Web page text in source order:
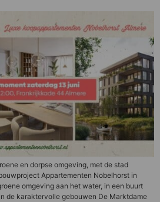
en dorpse omgeving, met de stad
Appartementen Nobelhorst in
omgeving aan het water, in een buurt
de karaktervolle gebouwen De Marktdame